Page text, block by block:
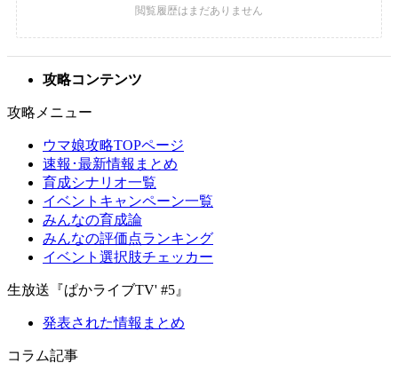
攻略コンテンツ
攻略メニュー
ウマ娘攻略TOPページ
速報･最新情報まとめ
育成シナリオ一覧
イベントキャンペーン一覧
みんなの育成論
みんなの評価点ランキング
イベント選択肢チェッカー
生放送『ぱかライブTV' #5』
発表された情報まとめ
コラム記事